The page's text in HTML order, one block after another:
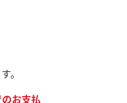
。
お支払